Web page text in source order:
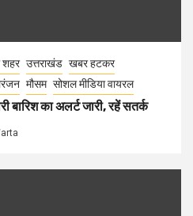
उत्तराखंड खबर हटकर
मौसम सोशल मीडिया वायरल
बारिश का अलर्ट जारी, रहें सतर्क